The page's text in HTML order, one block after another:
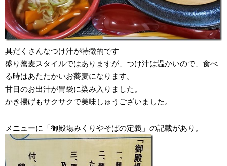
具だくさんなつけ汁が特徴的です
盛り蕎麦スタイルではありますが、つけ汁は温かいので、食べ
る時はあたたかいお蕎麦になります。
甘目のお出汁が胃袋に染み入りました。
かき揚げもサクサクで美味しゅうございました。
メニューに「御殿場みくりやそばの定義」の記載があり。